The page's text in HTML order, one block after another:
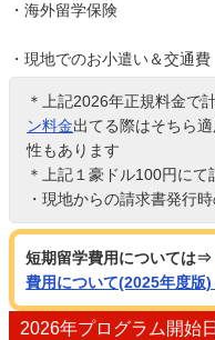
・海外留学保険
・現地でのお小遣い＆交通費
＊上記2026年正規料金で
ン料金出てる際はそちら
性もあります
＊上記１豪ドル100円にて
・現地からの請求書発行
短期留学費用については⇒
費用について(2025年度版)
2026年プログラム開始日